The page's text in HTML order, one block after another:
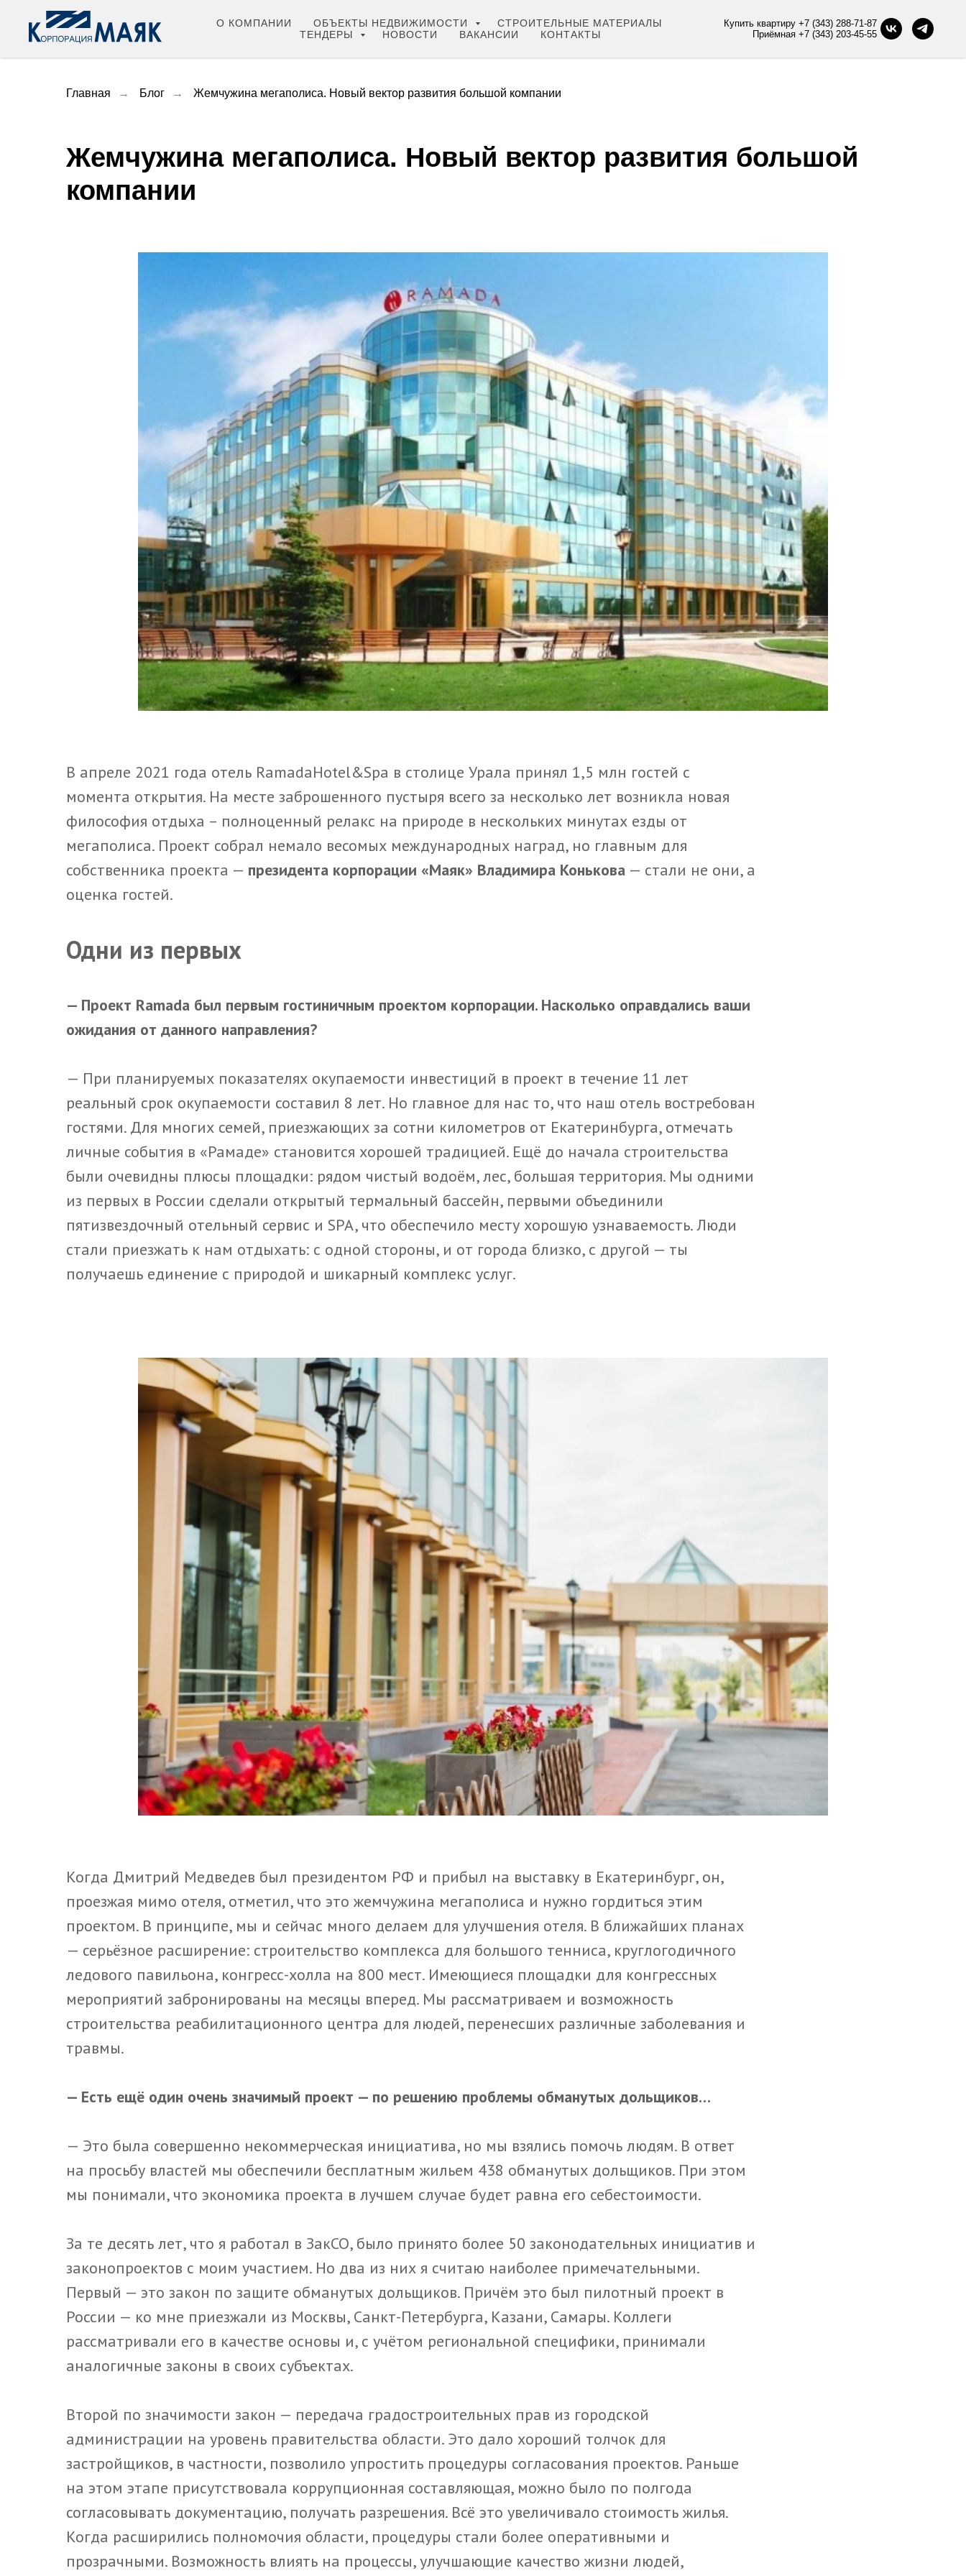
О КОМПАНИИ ОБЪЕКТЫ НЕДВИЖИМОСТИ
СТРОИТЕЛЬНЫЕ МАТЕРИАЛЫ
ТЕНДЕРЫ
НОВОСТИ ВАКАНСИИ КОНТАКТЫ
Купить квартиру +7 (343) 288-71-87
Приёмная +7 (343) 203-45-55
Главная → Блог → Жемчужина мегаполиса. Новый вектор развития большой компании
Жемчужина мегаполиса. Новый вектор развития большой
компании
В апреле 2021 года отель RamadaHotel&Spa в столице Урала принял 1,5 млн гостей с
момента открытия. На месте заброшенного пустыря всего за несколько лет возникла новая
философия отдыха – полноценный релакс на природе в нескольких минутах езды от
мегаполиса. Проект собрал немало весомых международных наград, но главным для
собственника проекта — президента корпорации «Маяк» Владимира Конькова — стали не они, а
оценка гостей.
Одни из первых
— Проект Ramada был первым гостиничным проектом корпорации. Насколько оправдались ваши
ожидания от данного направления?
— При планируемых показателях окупаемости инвестиций в проект в течение 11 лет
реальный срок окупаемости составил 8 лет. Но главное для нас то, что наш отель востребован
гостями. Для многих семей, приезжающих за сотни километров от Екатеринбурга, отмечать
личные события в «Рамаде» становится хорошей традицией. Ещё до начала строительства
были очевидны плюсы площадки: рядом чистый водоём, лес, большая территория. Мы одними
из первых в России сделали открытый термальный бассейн, первыми объединили
пятизвездочный отельный сервис и SPA, что обеспечило месту хорошую узнаваемость. Люди
стали приезжать к нам отдыхать: с одной стороны, и от города близко, с другой — ты
получаешь единение с природой и шикарный комплекс услуг.
Когда Дмитрий Медведев был президентом РФ и прибыл на выставку в Екатеринбург, он,
проезжая мимо отеля, отметил, что это жемчужина мегаполиса и нужно гордиться этим
проектом. В принципе, мы и сейчас много делаем для улучшения отеля. В ближайших планах
— серьёзное расширение: строительство комплекса для большого тенниса, круглогодичного
ледового павильона, конгресс-холла на 800 мест. Имеющиеся площадки для конгрессных
мероприятий забронированы на месяцы вперед. Мы рассматриваем и возможность
строительства реабилитационного центра для людей, перенесших различные заболевания и
травмы.
— Есть ещё один очень значимый проект — по решению проблемы обманутых дольщиков…
— Это была совершенно некоммерческая инициатива, но мы взялись помочь людям. В ответ
на просьбу властей мы обеспечили бесплатным жильем 438 обманутых дольщиков. При этом
мы понимали, что экономика проекта в лучшем случае будет равна его себестоимости.
За те десять лет, что я работал в ЗакСО, было принято более 50 законодательных инициатив и
законопроектов с моим участием. Но два из них я считаю наиболее примечательными.
Первый — это закон по защите обманутых дольщиков. Причём это был пилотный проект в
России — ко мне приезжали из Москвы, Санкт-Петербурга, Казани, Самары. Коллеги
рассматривали его в качестве основы и, с учётом региональной специфики, принимали
аналогичные законы в своих субъектах.
Второй по значимости закон — передача градостроительных прав из городской
администрации на уровень правительства области. Это дало хороший толчок для
застройщиков, в частности, позволило упростить процедуры согласования проектов. Раньше
на этом этапе присутствовала коррупционная составляющая, можно было по полгода
согласовывать документацию, получать разрешения. Всё это увеличивало стоимость жилья.
Когда расширились полномочия области, процедуры стали более оперативными и
прозрачными. Возможность влиять на процессы, улучшающие качество жизни людей,